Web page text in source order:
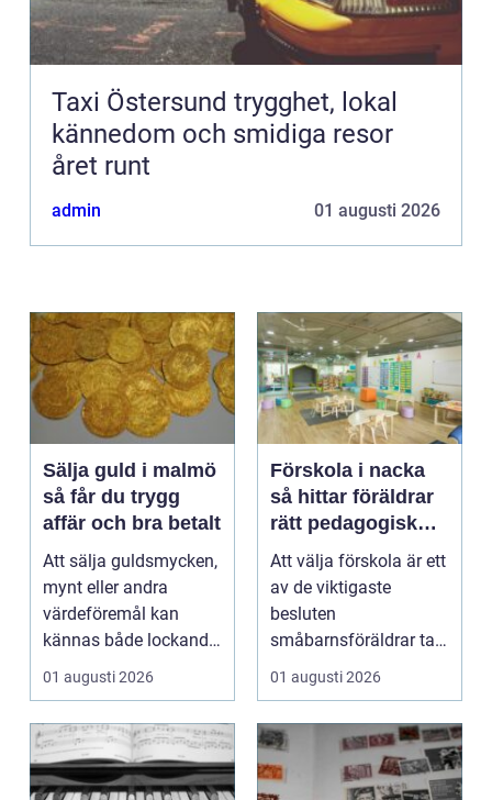
Taxi Östersund trygghet, lokal
kännedom och smidiga resor
året runt
admin 01 augusti 2026
Sälja guld i malmö
så får du trygg
affär och bra betalt
Att sälja guldsmycken,
mynt eller andra
värdeföremål kan
kännas både lockande
och osäkert på samma
01 augusti 2026
Förskola i nacka
så hittar föräldrar
rätt pedagogisk
trygghet
Att välja förskola är ett
av de viktigaste
besluten
småbarnsföräldrar tar.
Omsorg, trygghet,
pedagog...
01 augusti 2026